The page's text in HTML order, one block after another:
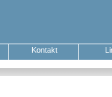
Kontakt